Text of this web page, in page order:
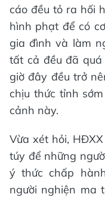
cáo đều tỏ ra hối
hình phạt để có
gia đình và làm
tất cả đều đã quá
giờ đây đều trở
chịu thức tỉnh
cảnh này.
Vừa xét hỏi,
túy để những
ý thức chấp
người nghiện ma